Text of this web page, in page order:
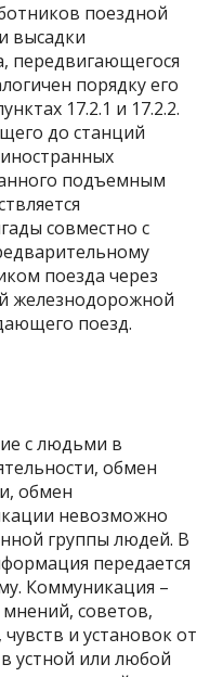
поездной
высадки
передвигающегося
порядку его
17.2.1 и 17.2.2.
до станций
подъемным
совместно с
поезда через
железнодорожной
поезд.
с людьми в
обмен
обмен
невозможно
группы людей. В
передается
Коммуникация –
советов,
и установок от
устной или любой